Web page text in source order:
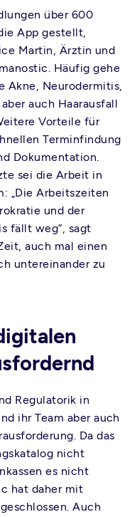
über 600
App gestellt,
Martin, Ärztin und
Häufig gehe
Akne, Neurodermitis,
auch Haarausfall
Vorteile für
Terminfindung
Dokumentation.
sei die Arbeit in
„Die Arbeitszeiten
und der
fällt weg“, sagt
auch mal einen
untereinander zu
Regulatorik in
ihr Team aber auch
Da das
nicht
es nicht
hat daher mit
Auch